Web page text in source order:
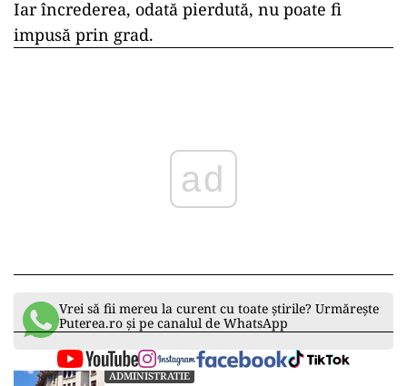
Iar încrederea, odată pierdută, nu poate fi
impusă prin grad.
ad
Vrei să fii mereu la curent cu toate știrile? Urmărește
Puterea.ro și pe canalul de WhatsApp
ADMINISTRATIE